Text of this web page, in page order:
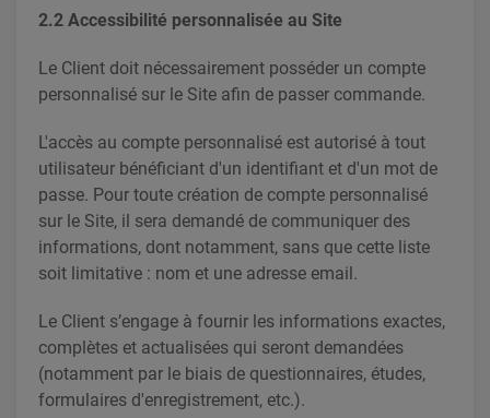
2.2 Accessibilité personnalisée au Site
Le Client doit nécessairement posséder un compte
personnalisé sur le Site afin de passer commande.
L'accès au compte personnalisé est autorisé à tout
utilisateur bénéficiant d'un identifiant et d'un mot de
passe. Pour toute création de compte personnalisé
sur le Site, il sera demandé de communiquer des
informations, dont notamment, sans que cette liste
soit limitative : nom et une adresse email.
Le Client s’engage à fournir les informations exactes,
complètes et actualisées qui seront demandées
(notamment par le biais de questionnaires, études,
formulaires d'enregistrement, etc.).